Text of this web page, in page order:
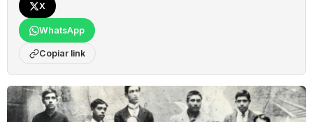
X
WhatsApp
Copiar link